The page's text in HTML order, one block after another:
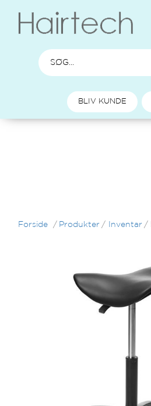
BLIV KUNDE
Forside / Produkter / Inventar /